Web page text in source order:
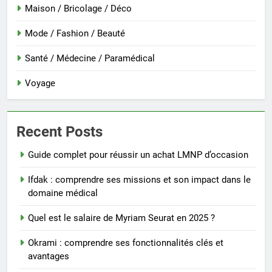
Maison / Bricolage / Déco
Mode / Fashion / Beauté
Santé / Médecine / Paramédical
Voyage
Recent Posts
Guide complet pour réussir un achat LMNP d’occasion
Ifdak : comprendre ses missions et son impact dans le
domaine médical
Quel est le salaire de Myriam Seurat en 2025 ?
Okrami : comprendre ses fonctionnalités clés et
avantages